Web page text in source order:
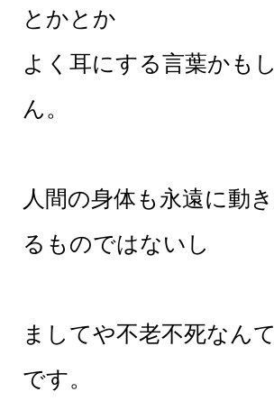
とかとか
よく耳にする言葉かも
ん。
人間の身体も永遠に動
るものではないし
ましてや不老不死なん
です。